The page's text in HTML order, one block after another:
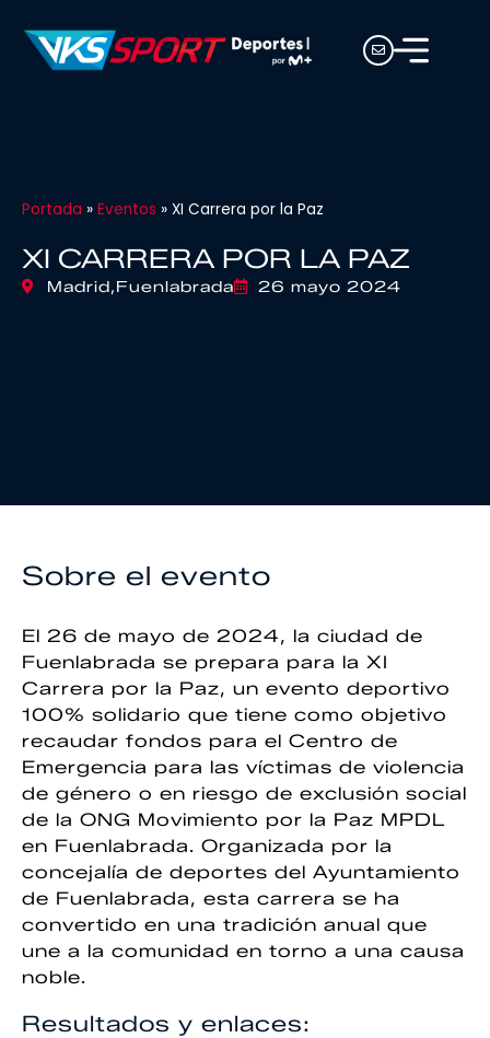
Portada » Eventos » XI Carrera por la Paz
XI CARRERA POR LA PAZ
Madrid,Fuenlabrada 26 mayo 2024
Sobre el evento
El 26 de mayo de 2024, la ciudad de
Fuenlabrada se prepara para la XI
Carrera por la Paz, un evento deportivo
100% solidario que tiene como objetivo
recaudar fondos para el Centro de
Emergencia para las víctimas de violencia
de género o en riesgo de exclusión social
de la ONG Movimiento por la Paz MPDL
en Fuenlabrada. Organizada por la
concejalía de deportes del Ayuntamiento
de Fuenlabrada, esta carrera se ha
convertido en una tradición anual que
une a la comunidad en torno a una causa
noble.
Resultados y enlaces: